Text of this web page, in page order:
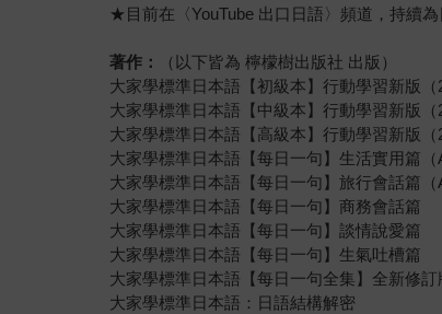
★目前在〈YouTube 出口日語〉頻道，持續
著作：
（以下皆為 檸檬樹出版社 出版）
大家學標準日本語【初級本】行動學習新版（
大家學標準日本語【中級本】行動學習新版（
大家學標準日本語【高級本】行動學習新版（
大家學標準日本語【每日一句】生活實用篇（
大家學標準日本語【每日一句】旅行會話篇（
大家學標準日本語【每日一句】商務會話篇
大家學標準日本語【每日一句】談情說愛篇
大家學標準日本語【每日一句】生氣吐槽篇
大家學標準日本語【每日一句全集】全新修訂
大家學標準日本語：日語結構解密